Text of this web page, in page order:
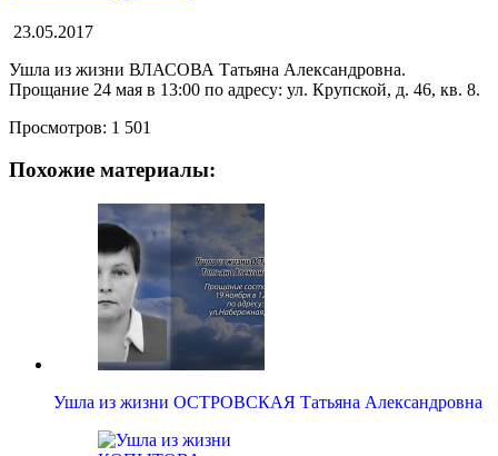
23.05.2017
Ушла из жизни ВЛАСОВА Татьяна Александровна.
Прощание 24 мая в 13:00 по адресу: ул. Крупской, д. 46, кв. 8.
Просмотров: 1 501
Похожие материалы:
Ушла из жизни ОСТРОВСКАЯ Татьяна Александровна